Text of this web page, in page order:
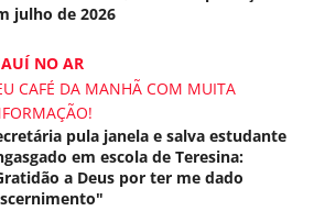
julho de 2026
NO AR
CAFÉ DA MANHÃ COM MUITA
pula janela e salva estudante
em escola de Teresina:
a Deus por ter me dado